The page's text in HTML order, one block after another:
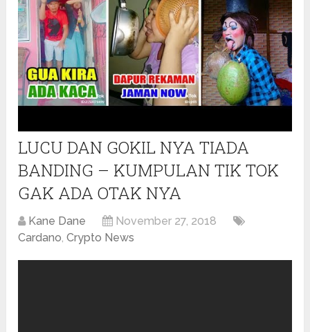
LUCU DAN GOKIL NYA TIADA
BANDING – KUMPULAN TIK TOK
GAK ADA OTAK NYA
Kane Dane
November 27, 2018
Cardano,Crypto News